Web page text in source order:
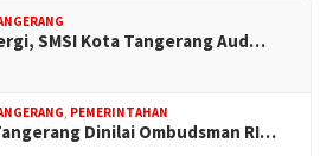
SMSI Kota Tangerang Aud…
, PEMERINTAHAN
Dinilai Ombudsman RI…